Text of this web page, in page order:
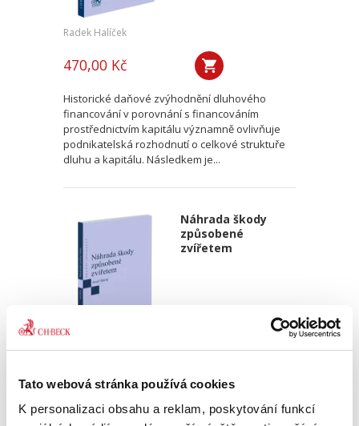
Tato webová stránka používá cookies
K personalizaci obsahu a reklam, poskytování funkcí
Radek Halíček
470,00 Kč
Historické daňové zvýhodnění dluhového
financování v porovnání s financováním
prostřednictvím kapitálu významně ovlivňuje
podnikatelská rozhodnutí o celkové struktuře
dluhu a kapitálu. Následkem je...
Náhrada škody
způsobené
zvířetem